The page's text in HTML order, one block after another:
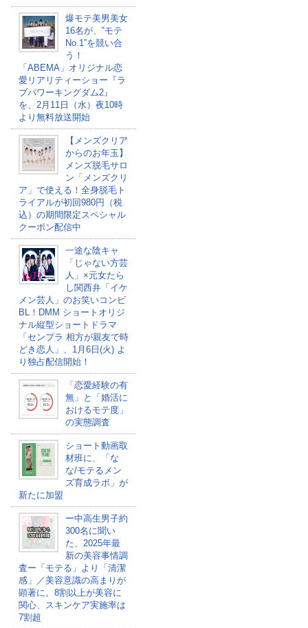
爆モテ美男美女
16名が、‟モテ
No.1”を競い合
う！
「ABEMA」オリジナル恋
愛リアリティーショー『ラ
ブパワーキングダム2』
を、2月11日（水）夜10時
より無料放送開始
【メンズクリア
からのお年玉】
メンズ脱毛サロ
ン「メンズクリ
ア」で使える！全身脱毛ト
ライアルが初回980円（税
込）の期間限定スペシャル
クーポン配信中
一途な陰キャ
「じゃない方芸
人」×元女たら
し関西弁「イケ
メン芸人」のお笑いコンビ
BL！DMM ショートオリジ
ナル縦型ショートドラマ
「センプラ 相方が親友で時
どき恋人」、1月6日(火) よ
り独占配信開始！
「恋愛経験の有
無」と「婚活に
おけるモテ度」
の実態調査
ショート動画取
材班に、「な
な/モテるメン
ズ育成ラボ」が
新たに加盟
ー中高生男子約
300名に聞い
た、2025年最
新の美容事情調
査ー「モテる」より「清潔
感」／美容意識の高まりが
顕著に。8割以上が美容に
関心、スキンケア実施率は
7割超